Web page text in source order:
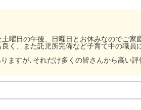
曜日の午後、日曜日とお休みなのでご家
く、また託児所完備など子育て中の職
ますが､それだけ多くの皆さんから高い